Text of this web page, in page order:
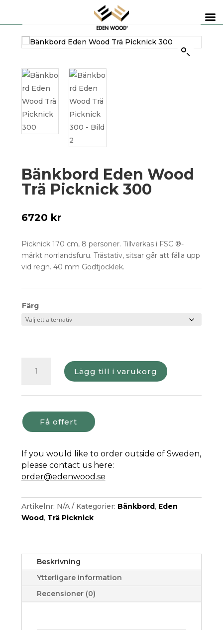
Bänkbord Eden Wood
Trä Picknick 300
6720 kr
Picknick 170 cm, 8 personer. Tillverkas i FSC ®-
märkt norrlandsfuru. Trästativ, sitsar går att fälla upp
vid regn. 40 mm Godtjocklek.
Färg
Eden
Trä
300
mängd
Lägg till i varukorg
Få offert
If you would like to order outside of Sweden,
please contact us here:
order@edenwood.se
Artikelnr: N/A Kategorier: Bänkbord , Eden
Wood , Trä Picknick
Beskrivning
Ytterligare information
Recensioner (0)